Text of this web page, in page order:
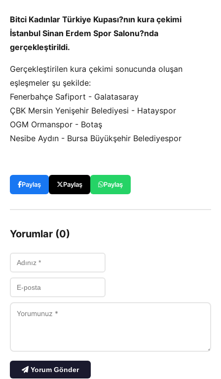
Bitci Kadınlar Türkiye Kupası?nın kura çekimi
İstanbul Sinan Erdem Spor Salonu?nda
gerçekleştirildi.
Gerçekleştirilen kura çekimi sonucunda oluşan
eşleşmeler şu şekilde:
Fenerbahçe Safiport - Galatasaray
ÇBK Mersin Yenişehir Belediyesi - Hatayspor
OGM Ormanspor - Botaş
Nesibe Aydın - Bursa Büyükşehir Belediyespor
Paylaş Paylaş Paylaş
Yorumlar (0)
Yorum Gönder